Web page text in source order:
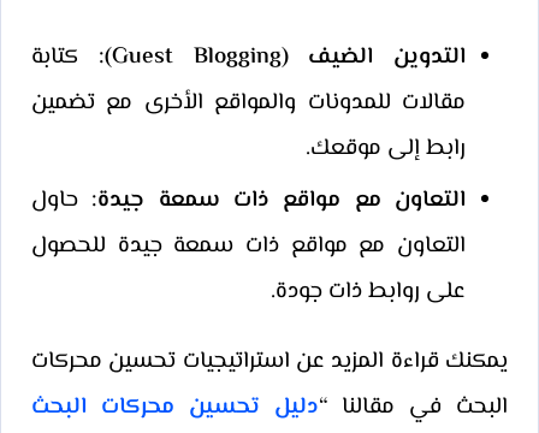
التدوين الضيف (Guest Blogging):
كتابة
مقالات للمدونات والمواقع الأخرى مع تضمين
رابط إلى موقعك.
التعاون مع مواقع ذات سمعة جيدة: حاول
التعاون مع مواقع ذات سمعة جيدة للحصول
على روابط ذات جودة.
يمكنك قراءة المزيد عن استراتيجيات تحسين محركات
البحث في مقالنا “دليل تحسين محركات البحث